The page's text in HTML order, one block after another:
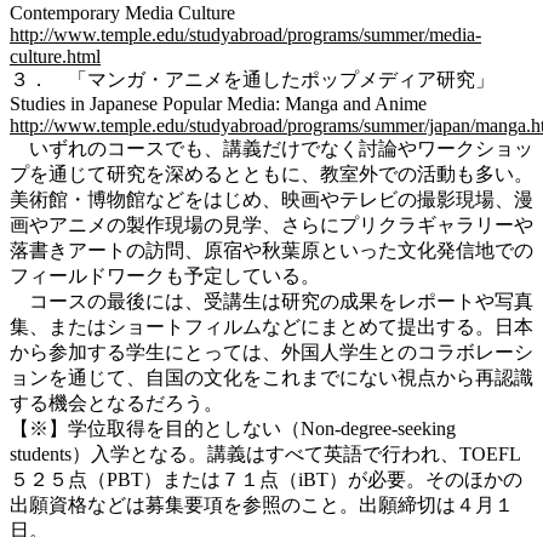
Contemporary Media Culture
http://www.temple.edu/studyabroad/programs/summer/media-
culture.html
３． 「マンガ・アニメを通したポップメディア研究」
Studies in Japanese Popular Media: Manga and Anime
http://www.temple.edu/studyabroad/programs/summer/japan/
いずれのコースでも、講義だけでなく討論やワークショッ
プを通じて研究を深めるとともに、教室外での活動も多い。
美術館・博物館などをはじめ、映画やテレビの撮影現場、漫
画やアニメの製作現場の見学、さらにプリクラギャラリーや
落書きアートの訪問、原宿や秋葉原といった文化発信地での
フィールドワークも予定している。
コースの最後には、受講生は研究の成果をレポートや写真
集、またはショートフィルムなどにまとめて提出する。日本
から参加する学生にとっては、外国人学生とのコラボレーシ
ョンを通じて、自国の文化をこれまでにない視点から再認識
する機会となるだろう。
【※】学位取得を目的としない（Non-degree-seeking
students）入学となる。講義はすべて英語で行われ、TOEFL
５２５点（PBT）または７１点（iBT）が必要。そのほかの
出願資格などは募集要項を参照のこと。出願締切は４月１
日。